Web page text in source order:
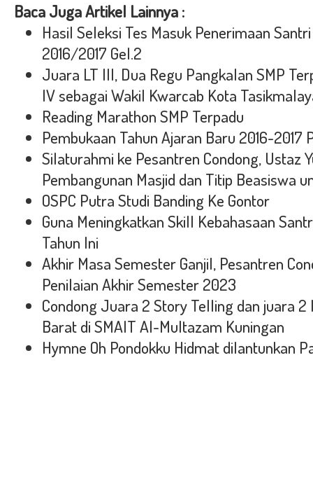
Baca Juga Artikel Lainnya :
Hasil Seleksi Tes Masuk Penerimaan
2016/2017 Gel.2
Juara LT III, Dua Regu Pangkalan SMP
IV sebagai Wakil Kwarcab Kota
Reading Marathon SMP Terpadu
Pembukaan Tahun Ajaran Baru 2016-2017
Silaturahmi ke Pesantren Condong, Ustaz
Pembangunan Masjid dan Titip Beasiswa
OSPC Putra Studi Banding Ke Gontor
Guna Meningkatkan Skill Kebahasaan
Tahun Ini
Akhir Masa Semester Ganjil, Pesantren
Penilaian Akhir Semester 2023
Condong Juara 2 Story Telling dan juara
Barat di SMAIT Al-Multazam Kuningan
Hymne Oh Pondokku Hidmat dilantunkan